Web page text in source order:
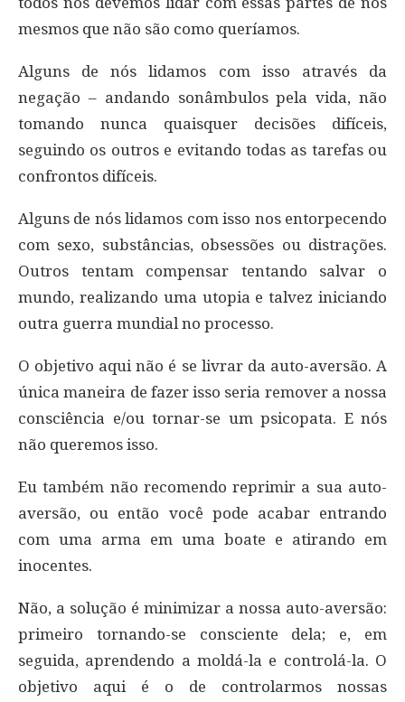
mesmos que não são como queríamos.
Alguns de nós lidamos com isso através da
negação – andando sonâmbulos pela vida, não
tomando nunca quaisquer decisões difíceis,
seguindo os outros e evitando todas as tarefas ou
confrontos difíceis.
Alguns de nós lidamos com isso nos entorpecendo
com sexo, substâncias, obsessões ou distrações.
Outros tentam compensar tentando salvar o
mundo, realizando uma utopia e talvez iniciando
outra guerra mundial no processo.
O objetivo aqui não é se livrar da auto-aversão. A
única maneira de fazer isso seria remover a nossa
consciência e/ou tornar-se um psicopata. E nós
não queremos isso.
Eu também não recomendo reprimir a sua auto-
aversão, ou então você pode acabar entrando
com uma arma em uma boate e atirando em
inocentes.
Não, a solução é minimizar a nossa auto-aversão:
primeiro tornando-se consciente dela; e, em
seguida, aprendendo a moldá-la e controlá-la. O
objetivo aqui é o de controlarmos nossas